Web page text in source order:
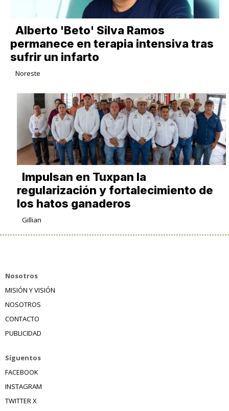
Alberto 'Beto' Silva Ramos
permanece en terapia intensiva tras
sufrir un infarto
Noreste
Impulsan en Tuxpan la
regularización y fortalecimiento de
los hatos ganaderos
Gillian
Nosotros
MISIÓN Y VISIÓN
NOSOTROS
CONTACTO
PUBLICIDAD
Síguentos
FACEBOOK
INSTAGRAM
TWITTER X